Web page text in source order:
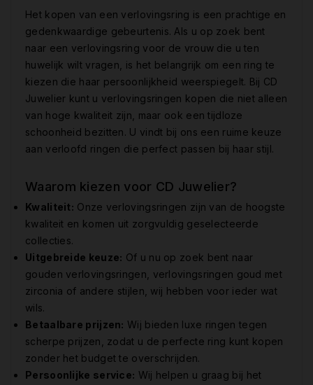
Het kopen van een verlovingsring is een prachtige en
gedenkwaardige gebeurtenis. Als u op zoek bent
naar een verlovingsring voor de vrouw die u ten
huwelijk wilt vragen, is het belangrijk om een ring te
kiezen die haar persoonlijkheid weerspiegelt. Bij CD
Juwelier kunt u verlovingsringen kopen die niet alleen
van hoge kwaliteit zijn, maar ook een tijdloze
schoonheid bezitten. U vindt bij ons een ruime keuze
aan verloofd ringen die perfect passen bij haar stijl.
Waarom kiezen voor CD Juwelier?
Kwaliteit: Onze verlovingsringen zijn van de hoogste
kwaliteit en komen uit zorgvuldig geselecteerde
collecties.
Uitgebreide keuze: Of u nu op zoek bent naar
gouden verlovingsringen, verlovingsringen goud met
zirconia of andere stijlen, wij hebben voor ieder wat
wils.
Betaalbare prijzen: Wij bieden luxe ringen tegen
scherpe prijzen, zodat u de perfecte ring kunt kopen
zonder het budget te overschrijden.
Persoonlijke service: Wij helpen u graag bij het